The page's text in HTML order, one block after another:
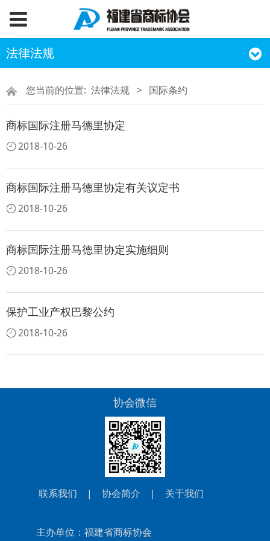
法律法规
您当前的位置: 法律法规 > 国际条约
商标国际注册马德里协定
2018-10-26
商标国际注册马德里协定有关议定书
2018-10-26
商标国际注册马德里协定实施细则
2018-10-26
保护工业产权巴黎公约
2018-10-26
协会微信
联系我们 | 协会简介 | 关于我们
主办单位：福建省商标协会